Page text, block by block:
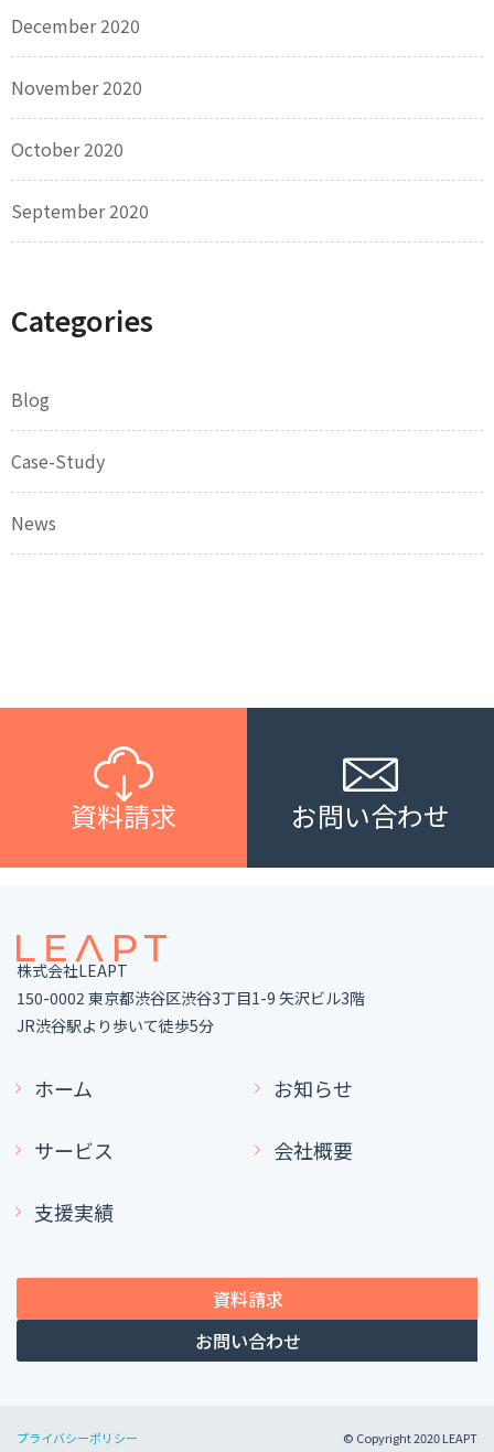
December 2020
November 2020
October 2020
September 2020
Categories
Blog
Case-Study
News
資料請求 お問い合わせ
株式会社LEAPT
150-0002 東京都渋谷区渋谷3丁目1-9 矢沢ビル3階
JR渋谷駅より歩いて徒歩5分
ホーム
サービス
支援実績
お知らせ
会社概要
資料請求
お問い合わせ
プライバシーポリシー © Copyright 2020 LEAPT